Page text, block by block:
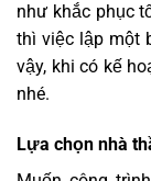
như khắc phục
thì việc lập một
vậy, khi có kế
nhé.
Lựa chọn nhà